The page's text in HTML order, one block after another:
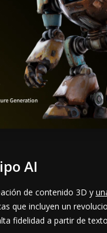
AI
de contenido 3D y
que incluyen un
fidelidad a partir de